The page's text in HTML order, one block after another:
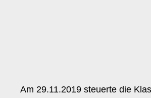
Am 29.11.2019 steuerte die